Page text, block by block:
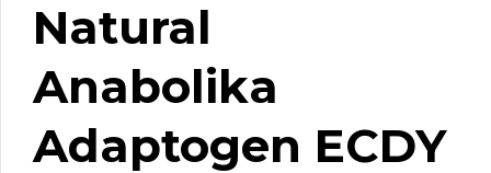
Natural
Anabolika
Adaptogen ECDY